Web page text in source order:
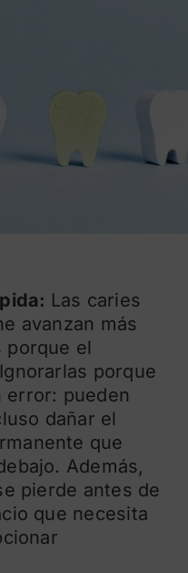
Las caries
avanzan más
porque el
porque
error: pueden
dañar el
que
Además,
pierde antes de
que necesita